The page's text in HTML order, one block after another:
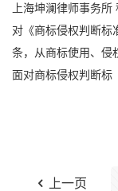
上海坤澜律师事务
对《商标侵权判断标
条，从商标使用、侵
面对商标侵权判断标
上一页